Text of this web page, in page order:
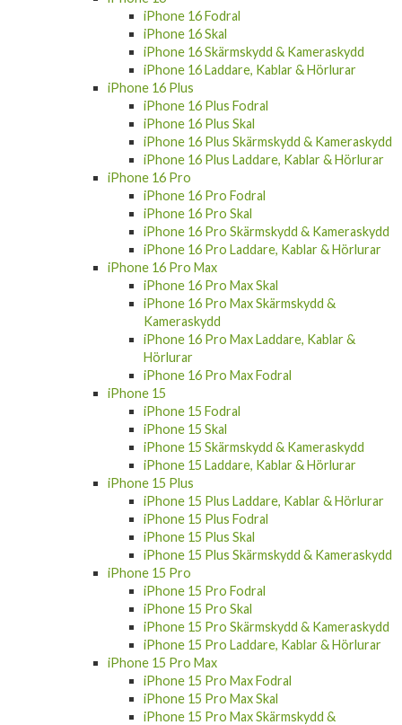
iPhone 16 Fodral
iPhone 16 Skal
iPhone 16 Skärmskydd & Kameraskydd
iPhone 16 Laddare, Kablar & Hörlurar
iPhone 16 Plus
iPhone 16 Plus Fodral
iPhone 16 Plus Skal
iPhone 16 Plus Skärmskydd & Kameraskydd
iPhone 16 Plus Laddare, Kablar & Hörlurar
iPhone 16 Pro
iPhone 16 Pro Fodral
iPhone 16 Pro Skal
iPhone 16 Pro Skärmskydd & Kameraskydd
iPhone 16 Pro Laddare, Kablar & Hörlurar
iPhone 16 Pro Max
iPhone 16 Pro Max Skal
iPhone 16 Pro Max Skärmskydd &
Kameraskydd
iPhone 16 Pro Max Laddare, Kablar &
Hörlurar
iPhone 16 Pro Max Fodral
iPhone 15
iPhone 15 Fodral
iPhone 15 Skal
iPhone 15 Skärmskydd & Kameraskydd
iPhone 15 Laddare, Kablar & Hörlurar
iPhone 15 Plus
iPhone 15 Plus Laddare, Kablar & Hörlurar
iPhone 15 Plus Fodral
iPhone 15 Plus Skal
iPhone 15 Plus Skärmskydd & Kameraskydd
iPhone 15 Pro
iPhone 15 Pro Fodral
iPhone 15 Pro Skal
iPhone 15 Pro Skärmskydd & Kameraskydd
iPhone 15 Pro Laddare, Kablar & Hörlurar
iPhone 15 Pro Max
iPhone 15 Pro Max Fodral
iPhone 15 Pro Max Skal
iPhone 15 Pro Max Skärmskydd &